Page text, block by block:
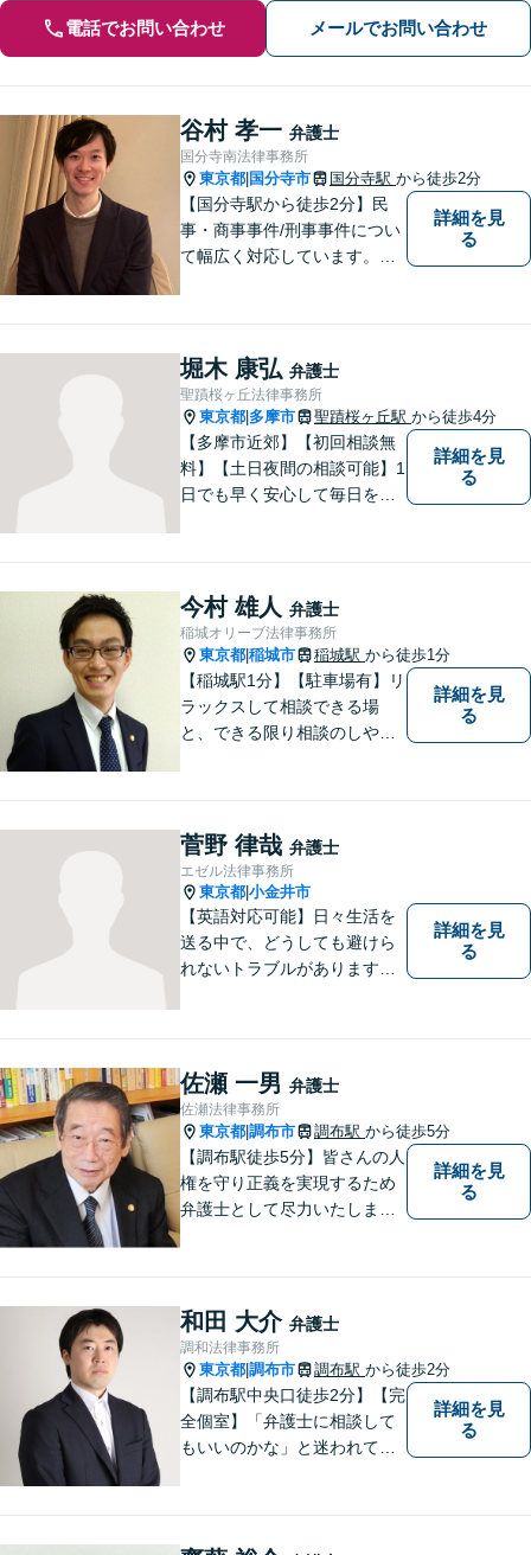
電話でお問い合わせ メールでお問い合わせ
谷村 孝一 弁護士
国分寺南法律事務所
東京都 国分寺市 国分寺駅 から徒歩2分
【国分寺駅から徒歩2分】民
事・商事事件/刑事事件につい
て幅広く対応しています。ま
詳細を見
る
堀木 康弘 弁護士
聖蹟桜ヶ丘法律事務所
東京都 多摩市 聖蹟桜ヶ丘駅 から徒歩4分
【多摩市近郊】【初回相談無
料】【土日夜間の相談可能】1
日でも早く安心して毎日を過
詳細を見
る
今村 雄人 弁護士
稲城オリーブ法律事務所
東京都 稲城市 稲城駅 から徒歩1分
【稲城駅1分】【駐車場有】リ
ラックスして相談できる場
と、できる限り相談のしやす
ください。 ご相談・ご依頼い
ただいた際には、精一杯サポ
ートいたします。
詳細を見
る
菅野 律哉 弁護士
エゼル法律事務所
東京都 小金井市
【英語対応可能】日々生活を
送る中で、どうしても避けら
れないトラブルがあります。
かどうかを一緒に考えていき
ます。 まずはお気軽にご相談
ください。
詳細を見
る
佐瀬 一男 弁護士
佐瀬法律事務所
東京都 調布市 調布駅 から徒歩5分
【調布駅徒歩5分】皆さんの人
権を守り正義を実現するため
弁護士として尽力いたしま
詳細を見
る
和田 大介 弁護士
調和法律事務所
東京都 調布市 調布駅 から徒歩2分
【調布駅中央口徒歩2分】【完
全個室】「弁護士に相談して
もいいのかな」と迷われてい
安」を「安心」に変えられる
詳細を見
る